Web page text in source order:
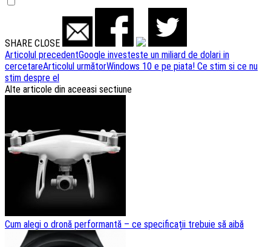
SHARE CLOSE
Navigare
articole
Articolul precedentGoogle investeste un miliard de dolari in
cercetareArticolul următorWindows 10 e pe piata! Ce stim si ce nu
stim despre el
Alte articole din aceeasi sectiune
Cum alegi o dronă performantă – ce specificații trebuie să aibă